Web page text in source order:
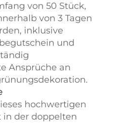
von 50 Stück,
von 3 Tagen
inklusive
und
Ansprüche an
hochwertigen
in der doppelten